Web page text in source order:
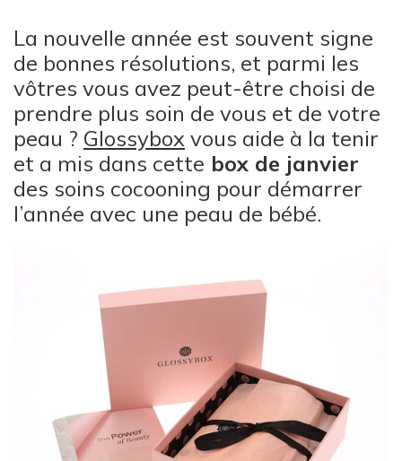
La nouvelle année est souvent signe
de bonnes résolutions, et parmi les
vôtres vous avez peut-être choisi de
prendre plus soin de vous et de votre
peau ? Glossybox vous aide à la tenir
et a mis dans cette box de janvier
des soins cocooning pour démarrer
l’année avec une peau de bébé.